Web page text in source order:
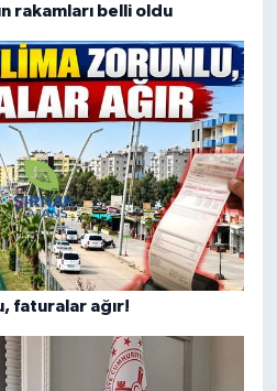
rakamları belli oldu
faturalar ağır!